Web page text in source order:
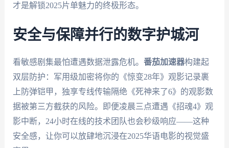
才是解锁2025片单魅力的终极形态。
安全与保障并行的数字护城河
看敏感剧集最怕遭遇数据泄露危机。 番茄加速器构建起
双层防护：军用级加密将你的《惊变28年》观影记录裹
上防弹铠甲，独享专线传输隔绝《死神来了6》的观影数
据被第三方截获的风险。即便凌晨三点遭遇《招魂4》观
影中断，24小时在线的技术团队也会秒级响应——这种
安全感，让你可以放肆地沉浸在2025华语电影的视觉盛